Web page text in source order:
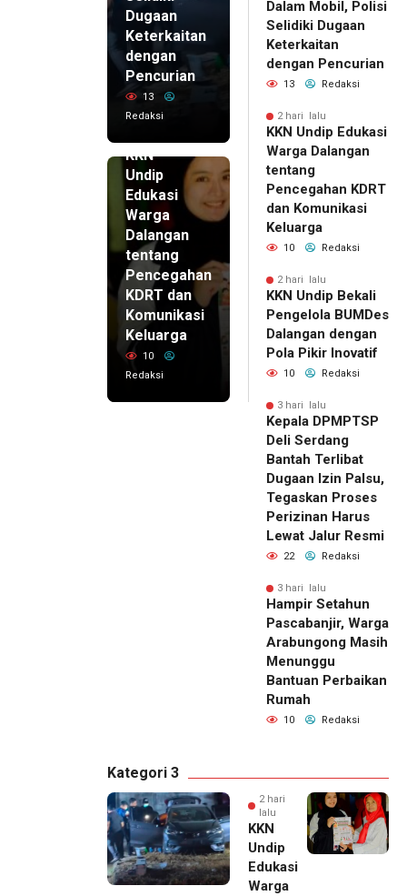
Dugaan
Keterkaitan
dengan
Pencurian
13
Redaksi
KKN
Undip
Edukasi
Warga
Dalangan
tentang
Pencegahan
KDRT dan
Komunikasi
Keluarga
10
Redaksi
Dalam Mobil, Polisi
Selidiki Dugaan
Keterkaitan
dengan Pencurian
13 Redaksi
2 hari lalu
KKN Undip Edukasi
Warga Dalangan
tentang
Pencegahan KDRT
dan Komunikasi
Keluarga
10 Redaksi
2 hari lalu
KKN Undip Bekali
Pengelola BUMDes
Dalangan dengan
Pola Pikir Inovatif
10 Redaksi
3 hari lalu
Kepala DPMPTSP
Deli Serdang
Bantah Terlibat
Dugaan Izin Palsu,
Tegaskan Proses
Perizinan Harus
Lewat Jalur Resmi
22 Redaksi
3 hari lalu
Hampir Setahun
Pascabanjir, Warga
Arabungong Masih
Menunggu
Bantuan Perbaikan
Rumah
10 Redaksi
Kategori 3
2 hari
lalu
KKN
Undip
Edukasi
Warga